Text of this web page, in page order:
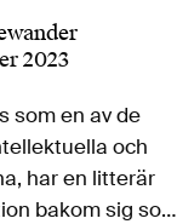
2023
som en av de
och
har en litterär
bakom sig som